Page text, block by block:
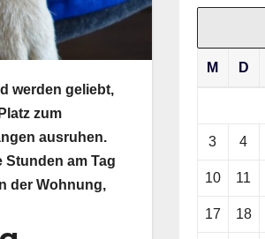
werden geliebt,
zum
ausruhen.
am Tag
der Wohnung,
M D
3 4
10 11
17 18